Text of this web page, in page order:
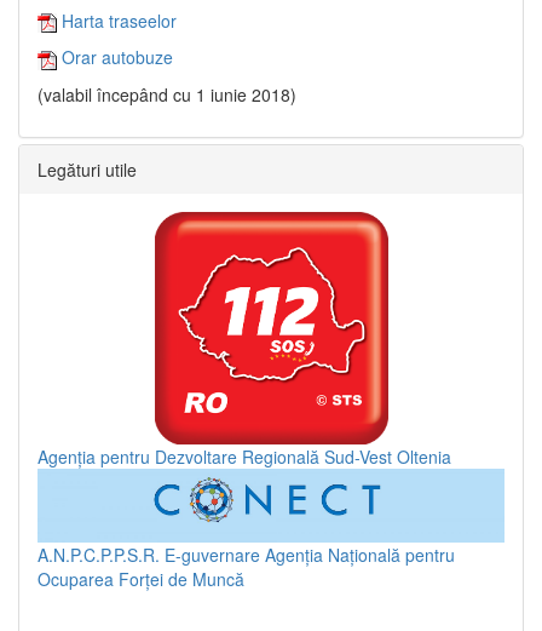
Harta traseelor
Orar autobuze
(valabil începând cu 1 iunie 2018)
Legături utile
Agenția pentru Dezvoltare Regională Sud-Vest Oltenia
A.N.P.C.P.P.S.R. E-guvernare Agenția Națională pentru
Ocuparea Forței de Muncă